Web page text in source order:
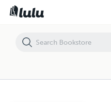
Sentenze in Materia di Perizia Grafica